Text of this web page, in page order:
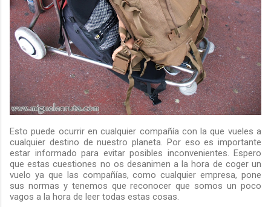
Esto puede ocurrir en cualquier compañía con la que vueles a
cualquier destino de nuestro planeta. Por eso es importante
estar informado para evitar posibles inconvenientes. Espero
que estas cuestiones no os desanimen a la hora de coger un
vuelo ya que las compañías, como cualquier empresa, pone
sus normas y tenemos que reconocer que somos un poco
vagos a la hora de leer todas estas cosas.